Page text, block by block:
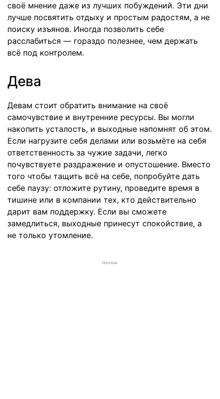
своё мнение даже из лучших побуждений. Эти дни
лучше посвятить отдыху и простым радостям, а не
поиску изъянов. Иногда позволить себе
расслабиться — гораздо полезнее, чем держать
всё под контролем.
Дева
Девам стоит обратить внимание на своё
самочувствие и внутренние ресурсы. Вы могли
накопить усталость, и выходные напомнят об этом.
Если нагрузите себя делами или возьмёте на себя
ответственность за чужие задачи, легко
почувствуете раздражение и опустошение. Вместо
того чтобы тащить всё на себе, попробуйте дать
себе паузу: отложите рутину, проведите время в
тишине или в компании тех, кто действительно
дарит вам поддержку. Если вы сможете
замедлиться, выходные принесут спокойствие, а
не только утомление.
РЕКЛАМА